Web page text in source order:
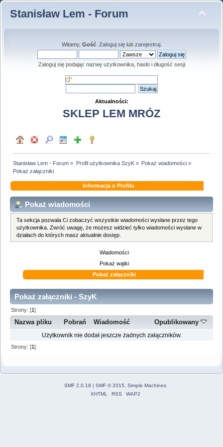
Stanisław Lem - Forum
Witamy, Gość. Zaloguj sięlub zarejestruj.
Zaloguj się podając nazwę użytkownika, hasło i długość sesji
Aktualności:
SKLEP LEM MRÓZ
Stanisław Lem - Forum » Profil użytkownika SzyK» Pokaż wiadomości»
Pokaż załączniki
Informacja o Profilu
Pokaż wiadomości
Ta sekcja pozwala Ci zobaczyć wszystkie wiadomości wysłane przez tego
użytkownika. Zwróć uwagę, że możesz widzieć tylko wiadomości wysłane w
działach do których masz aktualnie dostęp.
Wiadomości
Pokaż wątki
Pokaż załączniki
Pokaż załączniki - SzyK
Strony: [1]
Nazwa pliku Pobrań Wiadomość Opublikowany
Użytkownik nie dodał jeszcze żadnych załączników.
Strony: [1]
SMF 2.0.18 | SMF © 2015
Simple Machines
XHTML
RSS WAP2